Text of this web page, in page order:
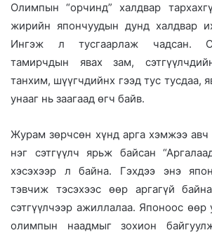
Олимпын “орчинд” халдвар
жирийн япончуудын дунд халдвар
Ингэж л тусгаарлаж чадсан.
тамирчдын явах зам,
танхим, шүүгчдийнх гээд тус тусдаа,
унааг нь заагаад өгч байв.
Журам зөрчсөн хүнд арга хэмжээ авч
нэг сэтгүүлч ярьж байсан
хэсэхээр л байна. Гэхдээ энэ
тэвчиж тэсэхээс өөр аргагүй
сэтгүүлчээр ажиллалаа. Японоос өөр
олимпын наадмыг зохион